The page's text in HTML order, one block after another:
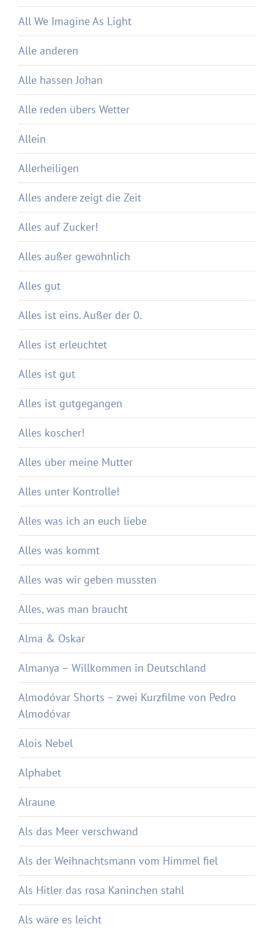
All We Imagine As Light
Alle anderen
Alle hassen Johan
Alle reden übers Wetter
Allein
Allerheiligen
Alles andere zeigt die Zeit
Alles auf Zucker!
Alles außer gewöhnlich
Alles gut
Alles ist eins. Außer der 0.
Alles ist erleuchtet
Alles ist gut
Alles ist gutgegangen
Alles koscher!
Alles über meine Mutter
Alles unter Kontrolle!
Alles was ich an euch liebe
Alles was kommt
Alles was wir geben mussten
Alles, was man braucht
Alma & Oskar
Almanya – Willkommen in Deutschland
Almodóvar Shorts – zwei Kurzfilme von Pedro
Almodóvar
Alois Nebel
Alphabet
Alraune
Als das Meer verschwand
Als der Weihnachtsmann vom Himmel fiel
Als Hitler das rosa Kaninchen stahl
Als wäre es leicht